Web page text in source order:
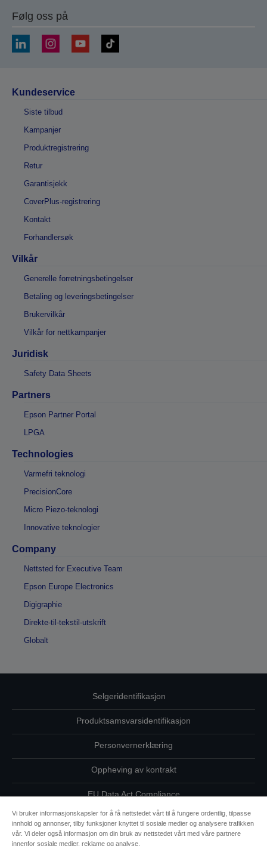
Følg oss på
Kundeservice
Siste tilbud
Kampanjer
Produktregistrering
Retur
Garantisjekk
CoverPlus-registrering
Kontakt
Forhandlersøk
Vilkår
Generelle forretningsbetingelser
Betaling og leveringsbetingelser
Brukervilkår
Vilkår for nettkampanjer
Juridisk
Safety Data Sheets
Partners
Epson Partner Portal
LPGA
Technologies
Varmefri teknologi
PrecisionCore
Micro Piezo-teknologi
Innovative teknologier
Company
Nettsted for Executive Team
Epson Europe Electronics
Digigraphie
Direkte-til-tekstil-utskrift
Globalt
Selgeridentifikasjon
Produktsamsvarsidentifikasjon
Personvernerklæring
Oppheving av kontrakt
EU Data Act Compliance
Ta kontakt med oss vedrørende personopplysningene dine
Informasjon om informasjonskapsler
Vi bruker informasjonskapsler for å få nettstedet vårt til å fungere ordentlig, tilpasse
innhold og annonser, tilby funksjoner knyttet til sosiale medier og analysere trafikken
vår. Vi deler også informasjon om din bruk av nettstedet vårt med våre partnere
innenfor sosiale medier, reklame og analyse.